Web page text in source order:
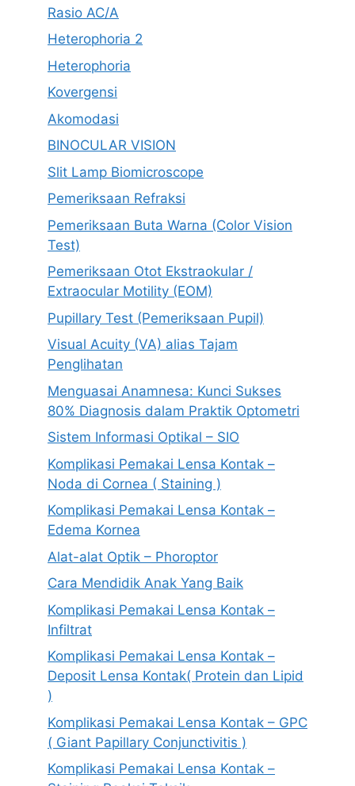
Rasio AC/A
Heterophoria 2
Heterophoria
Kovergensi
Akomodasi
BINOCULAR VISION
Slit Lamp Biomicroscope
Pemeriksaan Refraksi
Pemeriksaan Buta Warna (Color Vision
Test)
Pemeriksaan Otot Ekstraokular /
Extraocular Motility (EOM)
Pupillary Test (Pemeriksaan Pupil)
Visual Acuity (VA) alias Tajam
Penglihatan
Menguasai Anamnesa: Kunci Sukses
80% Diagnosis dalam Praktik Optometri
Sistem Informasi Optikal – SIO
Komplikasi Pemakai Lensa Kontak –
Noda di Cornea ( Staining )
Komplikasi Pemakai Lensa Kontak –
Edema Kornea
Alat-alat Optik – Phoroptor
Cara Mendidik Anak Yang Baik
Komplikasi Pemakai Lensa Kontak –
Infiltrat
Komplikasi Pemakai Lensa Kontak –
Deposit Lensa Kontak( Protein dan Lipid
)
Komplikasi Pemakai Lensa Kontak – GPC
( Giant Papillary Conjunctivitis )
Komplikasi Pemakai Lensa Kontak –